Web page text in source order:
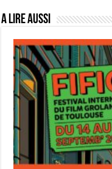
A lire aussi